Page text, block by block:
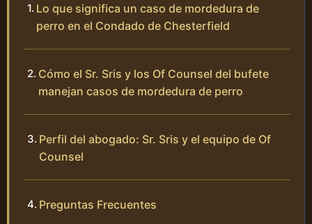
Lo que significa un caso de mordedura de
perro en el Condado de Chesterfield
Cómo el Sr. Sris y los Of Counsel del bufete
manejan casos de mordedura de perro
Perfil del abogado: Sr. Sris y el equipo de Of
Counsel
Preguntas Frecuentes